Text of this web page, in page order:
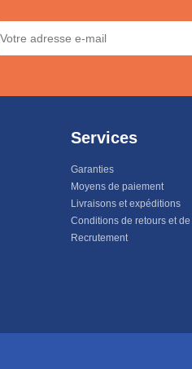
Services
Garanties
Moyens de paiement
Livraisons et expéditions
Conditions de retours et
Recrutement